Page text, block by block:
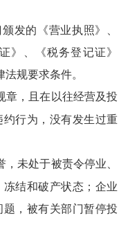
发的《营业执照》、
》、《税务登记证》
法规要求条件。
章，且在以往经营及投
行为，没有发生过重
未处于被责令停业、
结和破产状态；企业
，被有关部门暂停投